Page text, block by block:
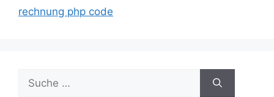
rechnung php code
nach: